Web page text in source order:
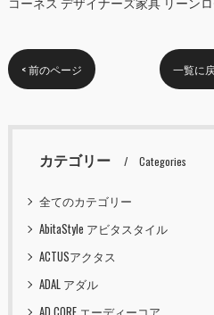
< 前のページ 一覧に
カテゴリー Categories
全てのカテゴリー
AbitaStyle アビタスタイル
ACTUSアクタス
ADAL アダル